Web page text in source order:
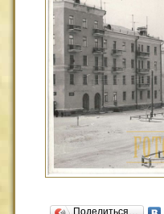
Поделиться…